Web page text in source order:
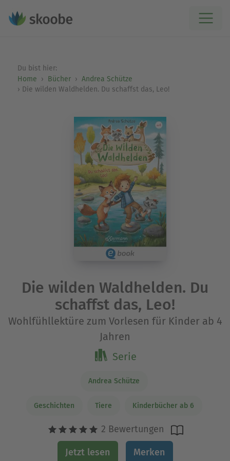
Du bist hier:
Home
Bücher
Andrea Schütze
Die wilden Waldhelden. Du schaffst das, Leo!
Die wilden Waldhelden. Du
schaffst das, Leo!
Wohlfühllektüre zum Vorlesen für Kinder ab 4
Jahren
Serie
Andrea Schütze
Geschichten Tiere Kinderbücher ab 6
2 Bewertungen
Jetzt lesen Merken